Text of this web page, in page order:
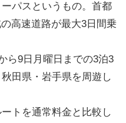
パスというもの。首都
高速道路が最大3日間乗
ら9日月曜日までの3泊3
田県・岩手県を周遊し
トを通常料金と比較し